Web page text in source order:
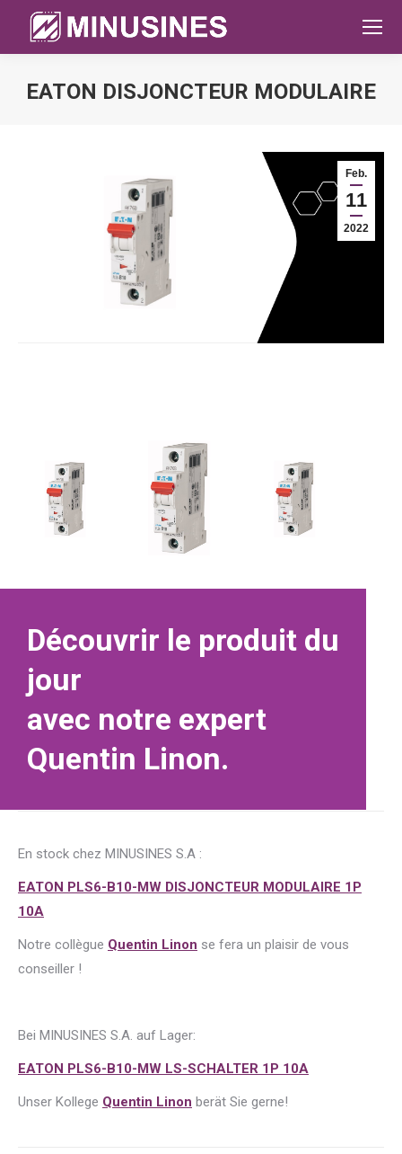
EATON DISJONCTEUR MODULAIRE
Feb.
11
2022
Découvrir le produit du
jour
avec notre expert
Quentin Linon.
En stock chez MINUSINES S.A :
EATON PLS6-B10-MW DISJONCTEUR MODULAIRE 1P
10A
Notre collègue Quentin Linon se fera un plaisir de vous
conseiller !
Bei MINUSINES S.A. auf Lager:
EATON PLS6-B10-MW LS-SCHALTER 1P 10A
Unser Kollege Quentin Linon berät Sie gerne!